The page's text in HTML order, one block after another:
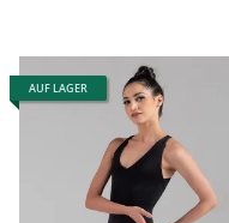
AUF LAGER